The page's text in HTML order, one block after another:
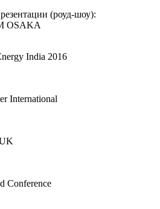
(роуд-шоу):
OSAKA
India 2016
International
Conference